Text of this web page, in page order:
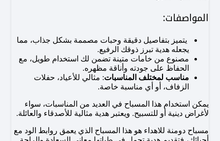
المواصفات:
يتميز بتفاصيل دقيقة وحبات مصممة بشكل جذاب، مما
يجعله هدية تبرز ذوقك الرفيع.
مصنوع من خامات متينة تضمن لك استخدام طويل، مع
الحفاظ على جودته وأناقة مظهره.
مناسب لمختلف المناسبات: مثالي للأعياد، حفلات
الزفاف، أو أي مناسبة خاصة.
يمكن استخدام هذا المسباح في العديد من المناسبات، سواء
لأغراض دينية أو للتسبيح. ويعتبر هدية مثالية للأصدقاء والعائلة.
مسباح دومنة للاهداء هو هذا المسباح الذي يعمق روابط الود مع